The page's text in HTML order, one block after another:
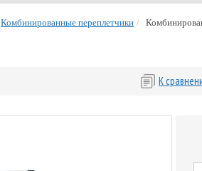
Комбинированные переплетчики
К